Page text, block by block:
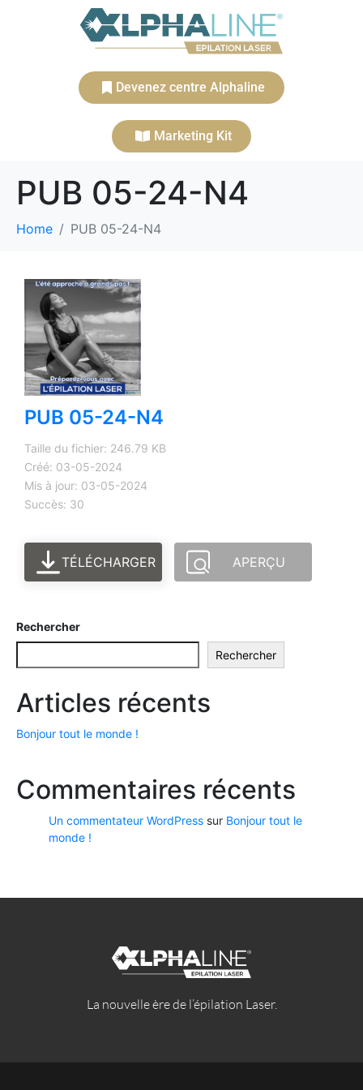
Devenez centre Alphaline
Marketing Kit
PUB 05-24-N4
Home PUB 05-24-N4
PUB 05-24-N4
Taille du fichier: 246.79 KB
Créé: 03-05-2024
Mis à jour: 03-05-2024
Succès: 30
TÉLÉCHARGER APERÇU
Rechercher
Rechercher
Articles récents
Bonjour tout le monde !
Commentaires récents
Un commentateur WordPress sur Bonjour tout le
monde !
La nouvelle ère de l’épilation Laser.